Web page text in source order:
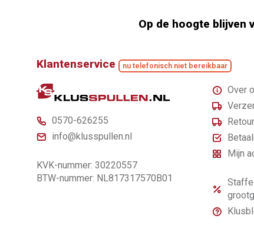
Op de hoogte blijven
Klantenservice nu telefonisch niet bereikbaar
0570-626255
info@klusspullen.nl
KVK-nummer: 30220557
BTW-nummer: NL817317570B01
Over
Mijn